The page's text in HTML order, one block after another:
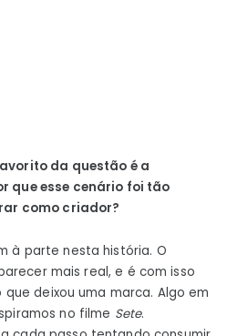
da questão é a
que esse cenário foi tão
como criador?
à parte nesta história. O
mais real, e é com isso
deixou uma marca. Algo em
no filme Sete.